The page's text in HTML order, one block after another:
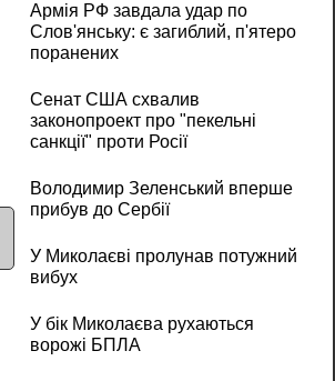
Армія РФ завдала удар по
Слов'янську: є загиблий, п'ятеро
поранених
Сенат США схвалив
законопроект про "пекельні
санкції" проти Росії
Володимир Зеленський вперше
прибув до Сербії
У Миколаєві пролунав потужний
вибух
У бік Миколаєва рухаються
ворожі БПЛА